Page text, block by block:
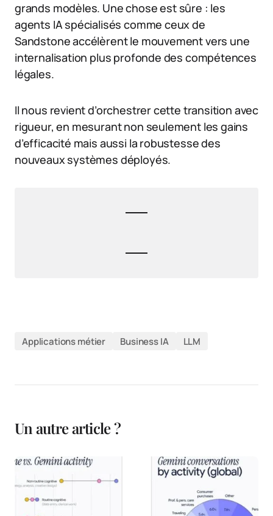
grands modèles. Une chose est sûre : les
agents IA spécialisés comme ceux de
Sandstone accélèrent le mouvement vers une
internalisation plus profonde des compétences
légales.
Il nous revient d’orchestrer cette transition avec
rigueur, en mesurant non seulement les gains
d’efficacité mais aussi la robustesse des
nouveaux systèmes déployés.
Applications métier Business IA LLM
Un autre article ?